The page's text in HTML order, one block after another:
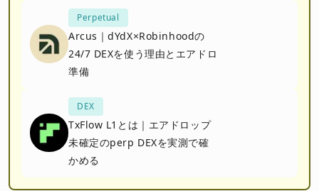
Perpetual
Arcus｜dYdX×Robinhoodの
24/7 DEXを使う理由とエアドロ
準備
DEX
TxFlow L1とは｜エアドロップ
未確定のperp DEXを実測で確
かめる